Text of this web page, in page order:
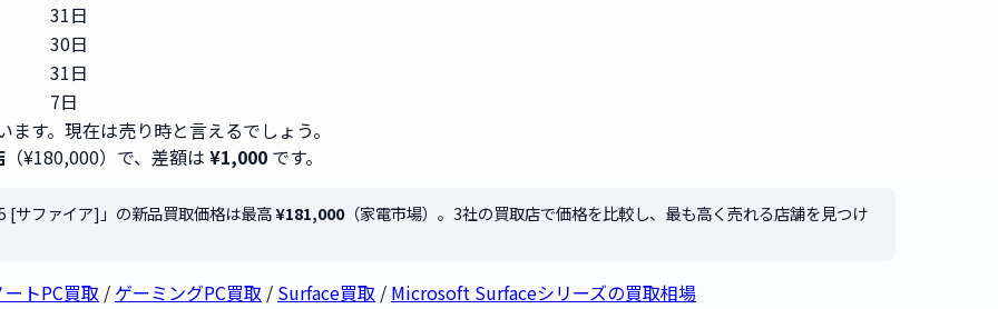
31日
30日
31日
7日
ます。現在は売り時と言えるでしょう。
（¥180,000）で、差額は ¥1,000 です。
サファイア]」の新品買取価格は最高¥181,000（家電市場）。3社の買取店で価格を比較し、最も高く売れる店舗を見つけ
ートPC買取 / ゲーミングPC買取 / Surface買取 / Microsoft Surfaceシリーズの買取相場